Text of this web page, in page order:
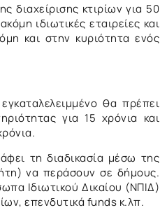
διαχείρισης κτιρίων για 50
ιδιωτικές εταιρείες και
και στην κυριότητα ενός
θα πρέπει
για 15 χρόνια και
τη διαδικασία μέσω της
να περάσουν σε δήμους.
Ιδιωτικού Δικαίου (ΝΠΙΔ)
επενδυτικά funds κ.λπ.